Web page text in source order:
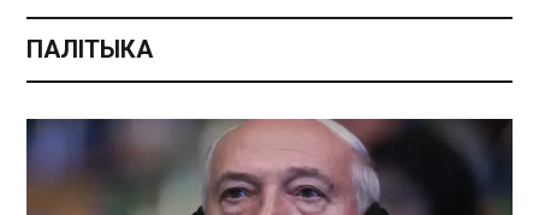
ПАЛІТЫКА